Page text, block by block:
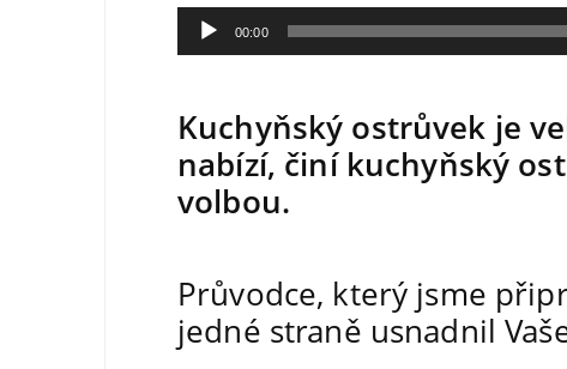
Audio
přehrávač
00:00
Kuchyňský ostrůvek je
nabízí, činí kuchyňský
volbou.
Průvodce, který jsme
jedné straně usnadnil